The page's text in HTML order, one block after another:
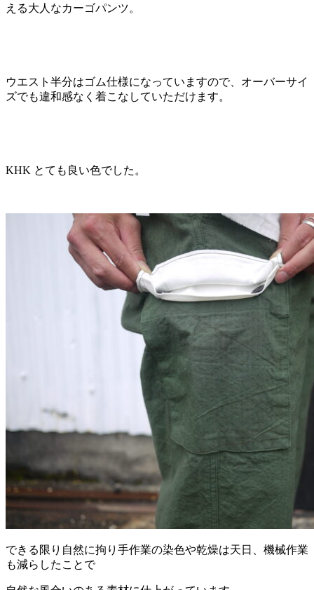
える大人なカーゴパンツ。
ウエスト半分はゴム仕様になっていますので、オーバーサイ
ズでも違和感なく着こなしていただけます。
KHK とても良い色でした。
できる限り自然に拘り手作業の染色や乾燥は天日、機械作業
も減らしたことで